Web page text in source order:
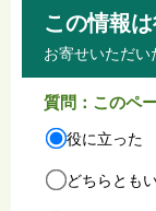
この情報
お寄せいただい
質問：このペ
役に立った
どちらとも